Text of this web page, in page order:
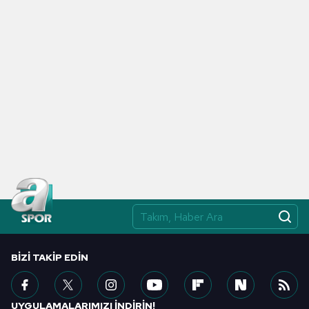
BIZI TAKIP EDIN
UYGULAMALARIMIZI İNDİRİN!